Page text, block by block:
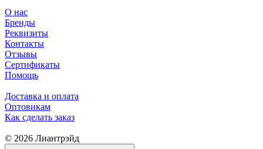
О нас
Бренды
Реквизиты
Контакты
Отзывы
Сертификаты
Помощь
Доставка и оплата
Оптовикам
Как сделать заказ
© 2026 Лиантрэйд